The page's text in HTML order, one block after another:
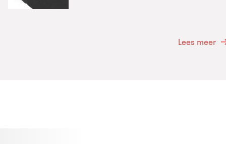
Lees meer